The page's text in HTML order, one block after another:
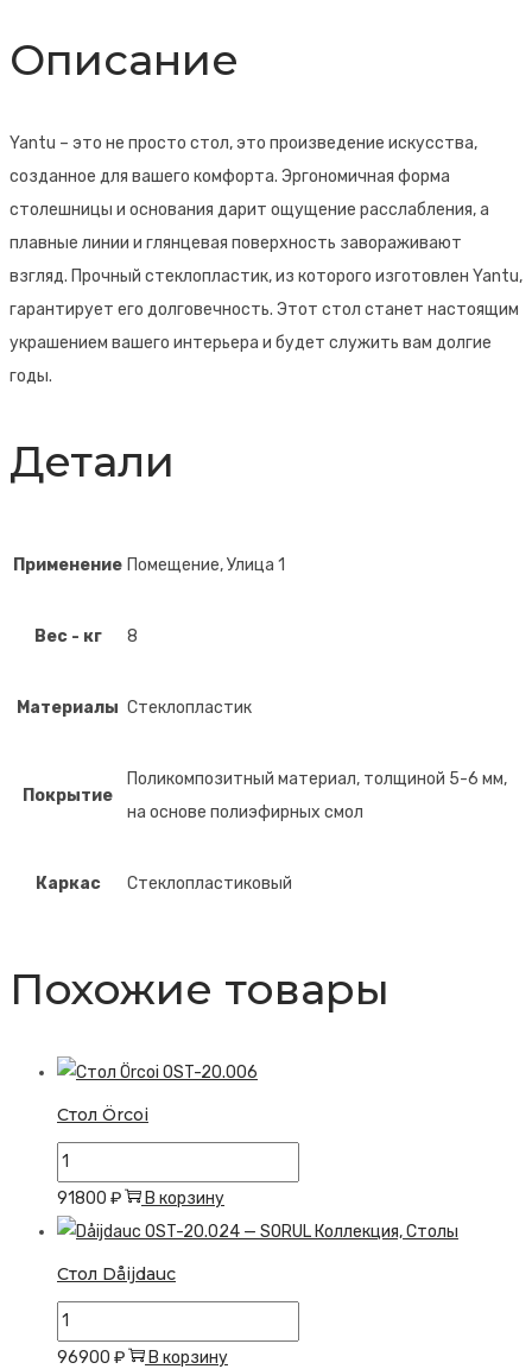
Описание
Yantu – это не просто стол, это произведение искусства,
созданное для вашего комфорта. Эргономичная форма
столешницы и основания дарит ощущение расслабления, а
плавные линии и глянцевая поверхность завораживают
взгляд. Прочный стеклопластик, из которого изготовлен Yantu,
гарантирует его долговечность. Этот стол станет настоящим
украшением вашего интерьера и будет служить вам долгие
годы.
Детали
Применение Помещение, Улица 1
Вес - кг 8
Материалы Стеклопластик
Покрытие
Поликомпозитный материал, толщиной 5-6 мм,
на основе полиэфирных смол
Каркас Стеклопластиковый
Похожие товары
Стол Örcoi
Количество
товара
Стол
91800 ₽ В корзину
Стол Dåijdauc
Количество
товара
96900 ₽ В корзину